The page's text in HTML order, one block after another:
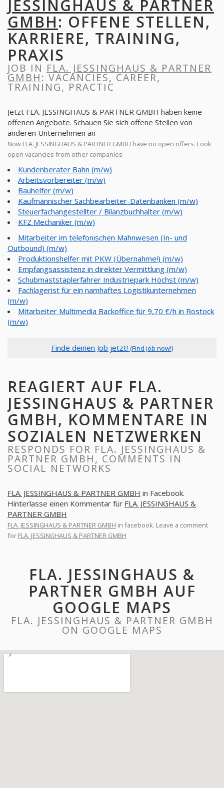
JESSINGHAUS & PARTNER
GMBH: OFFENE STELLEN,
KARRIERE, TRAINING,
PRAXIS
JOB IN FLA. JESSINGHAUS & PARTNER
GMBH: VACANCIES, CAREER,
TRAINING, PRACTIC
Jetzt FLA. JESSINGHAUS & PARTNER GMBH haben keine
offenen Angebote. Schauen Sie sich offene Stellen von
anderen Unternehmen an
Now FLA. JESSINGHAUS & PARTNER GMBH have no open offers. Look
open vacancies from other companies
Kundenberater Bahn (m/w)
Arbeitsvorbereiter (m/w)
Bauhelfer (m/w)
Kaufmännischer Sachbearbeiter-Datenbanken (m/w)
Steuerfachangestellter / Bilanzbuchhalter (m/w)
KFZ Mechaniker (m/w)
Mitarbeiter im telefonischen Mahnwesen (In- und
Outbound) (m/w)
Produktionshelfer mit PKW (Übernahme!) (m/w)
Empfangsassistenz in direkter Vermittlung (m/w)
Schubmaststaplerfahrer Industriepark Höchst (m/w)
Fachlagerist für ein namhaftes Logistikunternehmen
(m/w)
Mitarbeiter Multimedia Backoffice für 9,70 €/h in Rostock
(m/w)
Finde deinen Job jetzt! (Find job now!)
REAGIERT AUF FLA.
JESSINGHAUS & PARTNER
GMBH, KOMMENTARE IN
SOZIALEN NETZWERKEN
RESPONDS FOR FLA. JESSINGHAUS &
PARTNER GMBH, COMMENTS IN
SOCIAL NETWORKS
FLA. JESSINGHAUS & PARTNER GMBH in Facebook.
Hinterlasse einen Kommentar für FLA. JESSINGHAUS &
PARTNER GMBH
FLA. JESSINGHAUS & PARTNER GMBH in facebook. Leave a comment
for FLA. JESSINGHAUS & PARTNER GMBH
FLA. JESSINGHAUS &
PARTNER GMBH AUF
GOOGLE MAPS
FLA. JESSINGHAUS & PARTNER GMBH
ON GOOGLE MAPS